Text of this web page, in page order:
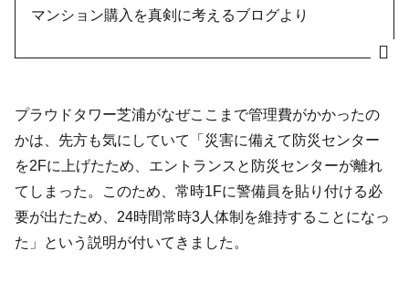
マンション購入を真剣に考えるブログより
プラウドタワー芝浦がなぜここまで管理費がかかったの
かは、先方も気にしていて「災害に備えて防災センター
を2Fに上げたため、エントランスと防災センターが離れ
てしまった。このため、常時1Fに警備員を貼り付ける必
要が出たため、24時間常時3人体制を維持することになっ
た」という説明が付いてきました。